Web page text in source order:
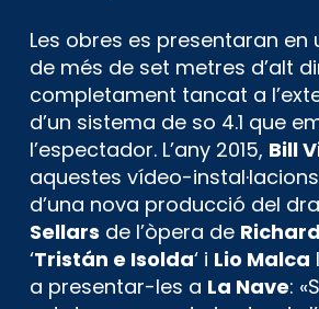
Les obres es presentaran en
de més de set metres d’alt
completament tancat a
d’un sistema de so 4.1 que
l’espectador. L’any 2015, Bill
aquestes vídeo-
d’una nova producció del
Sellars de l’òpera de
‘Tristán e Isolda‘ i Lio Malca
a presentar-les a La Nave: